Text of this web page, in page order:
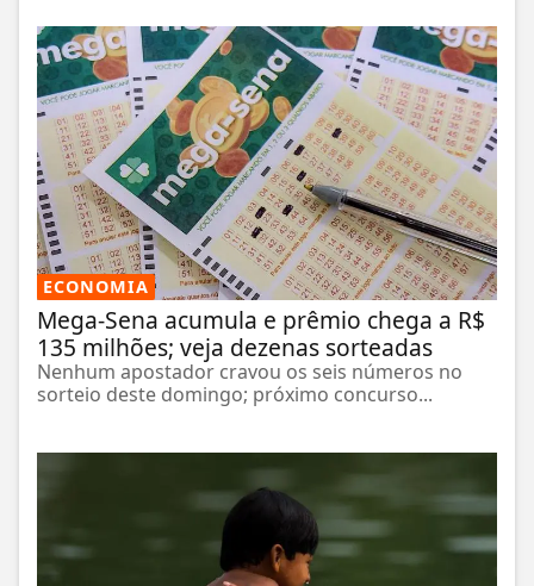
ECONOMIA
Mega-Sena acumula e prêmio chega a R$
135 milhões; veja dezenas sorteadas
Nenhum apostador cravou os seis números no
sorteio deste domingo; próximo concurso...